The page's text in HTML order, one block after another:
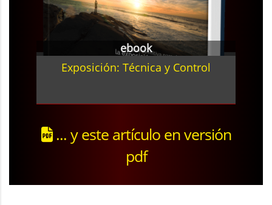
ebook
Exposición: Técnica y Control
... y este artículo en versión
pdf